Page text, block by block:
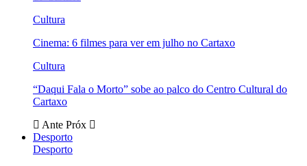
Cultura
Cinema: 6 filmes para ver em julho no Cartaxo
Cultura
“Daqui Fala o Morto” sobe ao palco do Centro Cultural do
Cartaxo
Ante Próx
Desporto
Desporto